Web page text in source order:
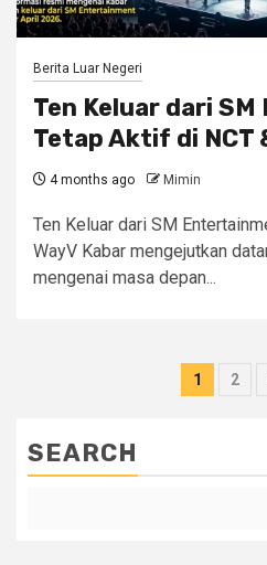
Berita Luar Negeri
Ten Keluar dari
Tetap Aktif di NCT
4 months ago Mimin
Ten Keluar dari SM
WayV Kabar mengejutkan
mengenai masa depan...
1 2
SEARCH